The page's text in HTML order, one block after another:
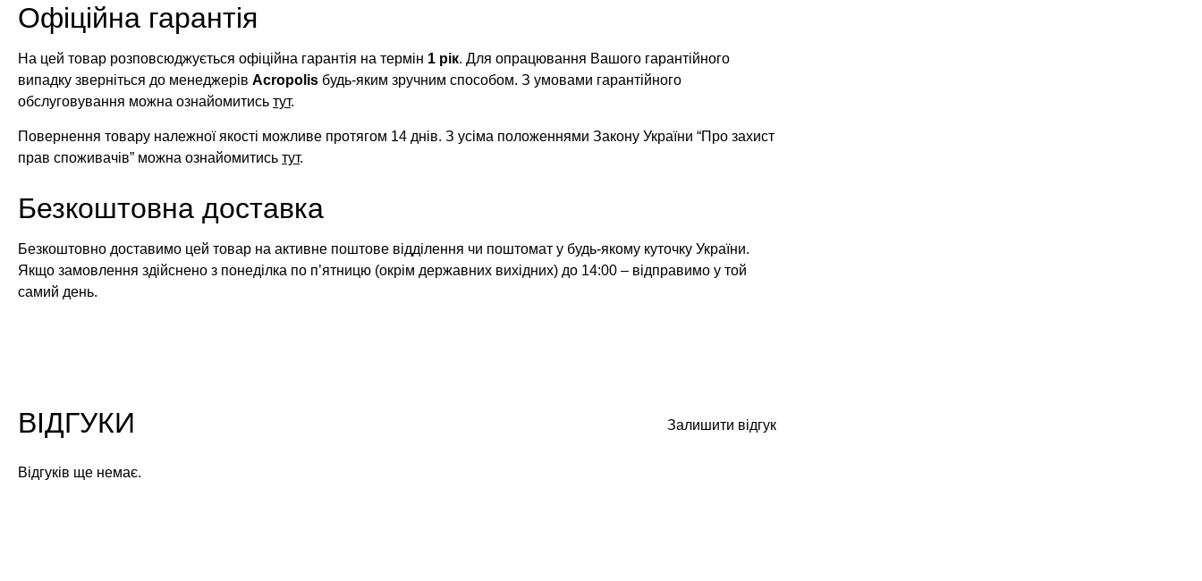
Офіційна гарантія
На цей товар розповсюджується офіційна гарантія на термін 1 рік. Для опрацювання Вашого гарантійного
випадку зверніться до менеджерів Acropolis будь-яким зручним способом. З умовами гарантійного
обслуговування можна ознайомитись тут.
Повернення товару належної якості можливе протягом 14 днів. З усіма положеннями Закону України “Про захист
прав споживачів” можна ознайомитись тут.
Безкоштовна доставка
Безкоштовно доставимо цей товар на активне поштове відділення чи поштомат у будь-якому куточку України.
Якщо замовлення здійснено з понеділка по п’ятницю (окрім державних вихідних) до 14:00 – відправимо у той
самий день.
Залишити відгук
ВІДГУКИ
Відгуків ще немає.